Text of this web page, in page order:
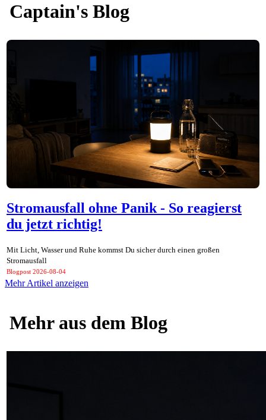
Captain's Blog
Stromausfall ohne Panik - So reagierst
du jetzt richtig!
Mit Licht, Wasser und Ruhe kommst Du sicher durch einen großen
Stromausfall
Blogpost 2026-08-04
Mehr Artikel anzeigen
Mehr aus dem Blog